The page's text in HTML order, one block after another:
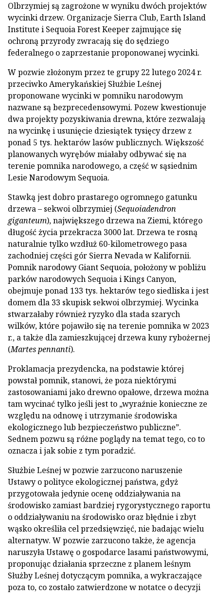
Olbrzymiej są zagrożone w wyniku dwóch projektów
wycinki drzew. Organizacje Sierra Club, Earth Island
Institute i Sequoia Forest Keeper zajmujące się
ochroną przyrody zwracają się do sędziego
federalnego o zaprzestanie proponowanej wycinki.
W pozwie złożonym przez te grupy 22 lutego 2024 r.
przeciwko Amerykańskiej Służbie Leśnej
proponowane wycinki w pomniku narodowym
nazwane są bezprecedensowymi. Pozew kwestionuje
dwa projekty pozyskiwania drewna, które zezwalają
na wycinkę i usunięcie dziesiątek tysięcy drzew z
ponad 5 tys. hektarów lasów publicznych. Większość
planowanych wyrębów miałaby odbywać się na
terenie pomnika narodowego, a część w sąsiednim
Lesie Narodowym Sequoia.
Stawką jest dobro prastarego ogromnego gatunku
drzewa – sekwoi olbrzymiej (Sequoiadendron
giganteum), największego drzewa na Ziemi, którego
długość życia przekracza 3000 lat. Drzewa te rosną
naturalnie tylko wzdłuż 60-kilometrowego pasa
zachodniej części gór Sierra Nevada w Kalifornii.
Pomnik narodowy Giant Sequoia, położony w pobliżu
parków narodowych Sequoia i Kings Canyon,
obejmuje ponad 133 tys. hektarów tego siedliska i jest
domem dla 33 skupisk sekwoi olbrzymiej. Wycinka
stwarzałaby również ryzyko dla stada szarych
wilków, które pojawiło się na terenie pomnika w 2023
r., a także dla zamieszkującej drzewa kuny rybożernej
(Martes pennanti).
Proklamacja prezydencka, na podstawie której
powstał pomnik, stanowi, że poza niektórymi
zastosowaniami jako drewno opałowe, drzewa można
tam wycinać tylko jeśli jest to „wyraźnie konieczne ze
względu na odnowę i utrzymanie środowiska
ekologicznego lub bezpieczeństwo publiczne”.
Sednem pozwu są różne poglądy na temat tego, co to
oznacza i jak sobie z tym poradzić.
Służbie Leśnej w pozwie zarzucono naruszenie
Ustawy o polityce ekologicznej państwa, gdyż
przygotowała jedynie ocenę oddziaływania na
środowisko zamiast bardziej rygorystycznego raportu
o oddziaływaniu na środowisko oraz błędnie i zbyt
wąsko określiła cel przedsięwzięć, nie badając wielu
alternatyw. W pozwie zarzucono także, że agencja
naruszyła Ustawę o gospodarce lasami państwowymi,
proponując działania sprzeczne z planem leśnym
Służby Leśnej dotyczącym pomnika, a wykraczające
poza to, co zostało zatwierdzone w notatce o decyzji